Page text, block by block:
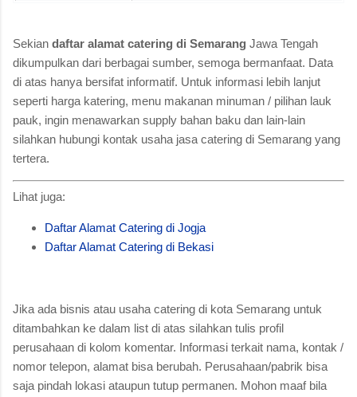
Sekian daftar alamat catering di Semarang Jawa Tengah
dikumpulkan dari berbagai sumber, semoga bermanfaat. Data
di atas hanya bersifat informatif. Untuk informasi lebih lanjut
seperti harga katering, menu makanan minuman / pilihan lauk
pauk, ingin menawarkan supply bahan baku dan lain-lain
silahkan hubungi kontak usaha jasa catering di Semarang yang
tertera.
Lihat juga:
Daftar Alamat Catering di Jogja
Daftar Alamat Catering di Bekasi
Jika ada bisnis atau usaha catering di kota Semarang untuk
ditambahkan ke dalam list di atas silahkan tulis profil
perusahaan di kolom komentar. Informasi terkait nama, kontak /
nomor telepon, alamat bisa berubah. Perusahaan/pabrik bisa
saja pindah lokasi ataupun tutup permanen. Mohon maaf bila